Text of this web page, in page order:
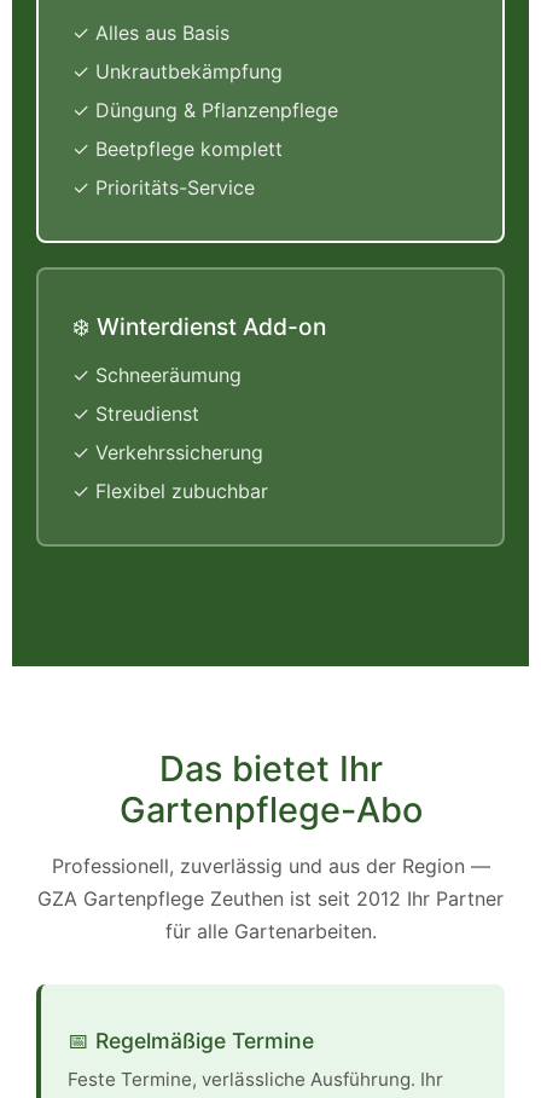
✓ Alles aus Basis
✓ Unkrautbekämpfung
✓ Düngung & Pflanzenpflege
✓ Beetpflege komplett
✓ Prioritäts-Service
❄️ Winterdienst Add-on
✓ Schneeräumung
✓ Streudienst
✓ Verkehrssicherung
✓ Flexibel zubuchbar
Das bietet Ihr
Gartenpflege-Abo
Professionell, zuverlässig und aus der Region —
GZA Gartenpflege Zeuthen ist seit 2012 Ihr Partner
für alle Gartenarbeiten.
📅 Regelmäßige Termine
Feste Termine, verlässliche Ausführung. Ihr